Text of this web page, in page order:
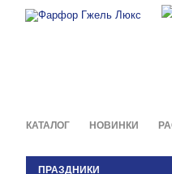
КАТАЛОГ НОВИНКИ
ПРАЗДНИКИ